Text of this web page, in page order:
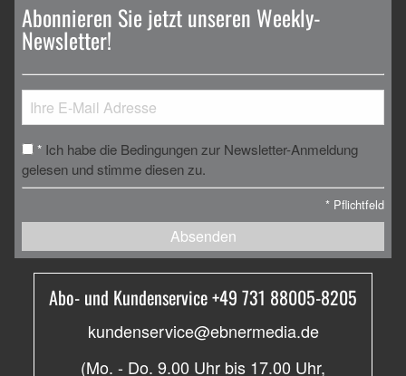
Abonnieren Sie jetzt unseren Weekly-
Newsletter!
* Ich habe die Bedingungen zur Newsletter-Anmeldung
gelesen und stimme diesen zu.
* Pflichtfeld
Absenden
Abo- und Kundenservice +49 731 88005-8205
kundenservice@ebnermedia.de
(Mo. - Do. 9.00 Uhr bis 17.00 Uhr,